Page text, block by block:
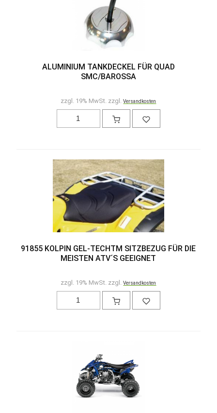
ALUMINIUM TANKDECKEL FÜR QUAD
SMC/BAROSSA
zzgl. 19% MwSt. zzgl.Versandkosten
91855 KOLPIN GEL-TECHTM SITZBEZUG FÜR DIE
MEISTEN ATV´S GEEIGNET
zzgl. 19% MwSt. zzgl.Versandkosten